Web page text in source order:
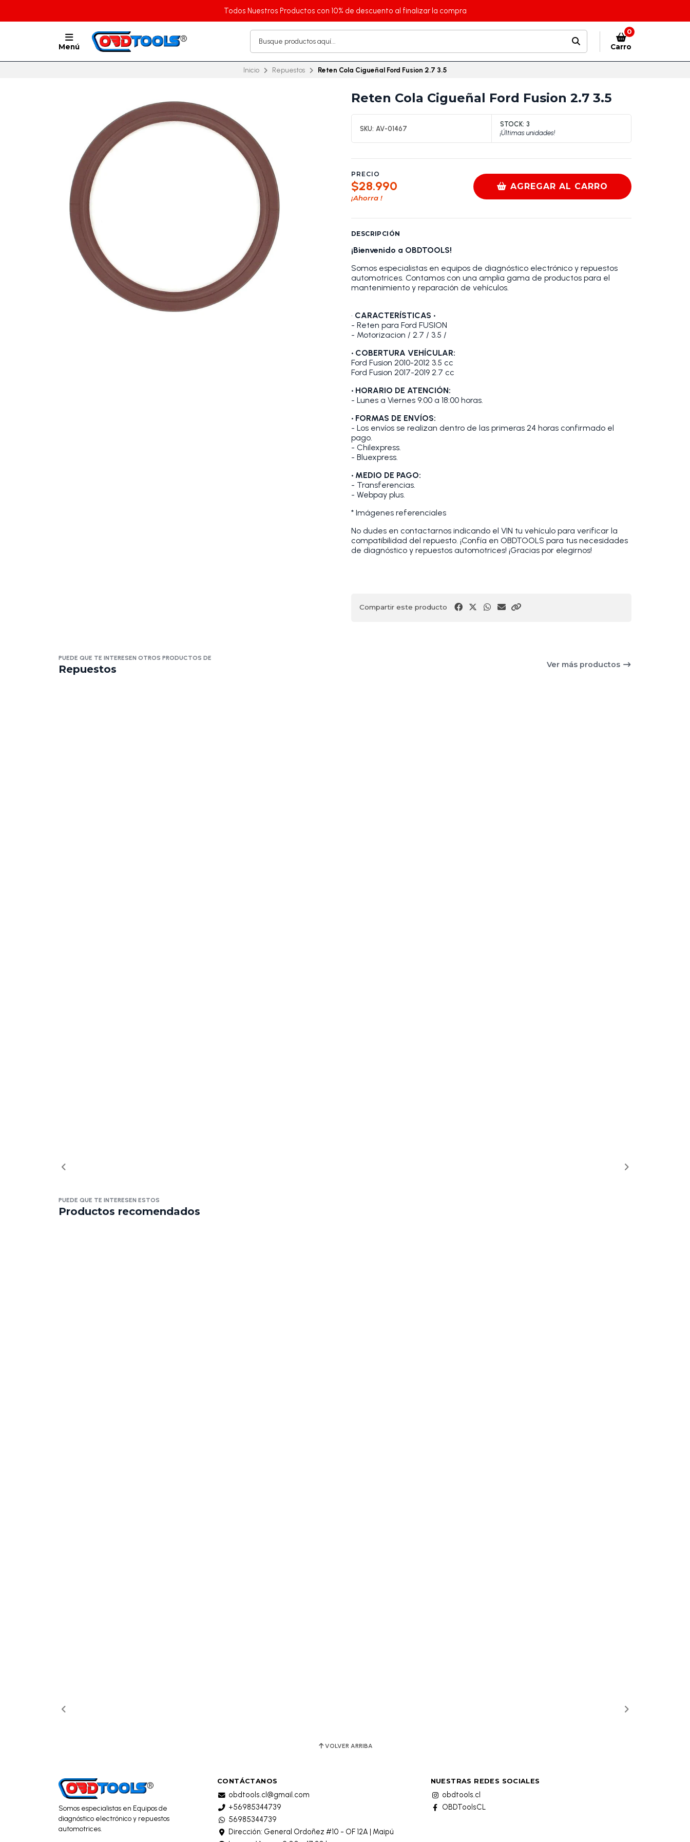
Todos Nuestros Productos con 10% de descuento al finalizar la compra
Menú
0
Carro
Inicio Repuestos Reten Cola Cigueñal Ford Fusion 2.7 3.5
Reten Cola Cigueñal Ford Fusion 2.7 3.5
SKU: AV-01467
STOCK: 3
¡Últimas unidades!
PRECIO
$28.990
¡Ahorra !
AGREGAR AL CARRO
DESCRIPCIÓN
¡Bienvenido a OBDTOOLS!
Somos especialistas en equipos de diagnóstico electrónico y repuestos
automotrices. Contamos con una amplia gama de productos para el
mantenimiento y reparación de vehículos.
• CARACTERÍSTICAS •
- Reten para Ford FUSION
- Motorizacion / 2.7 / 3.5 /
• COBERTURA VEHÍCULAR:
Ford Fusion 2010-2012 3.5 cc
Ford Fusion 2017-2019 2.7 cc
• HORARIO DE ATENCIÓN:
- Lunes a Viernes 9:00 a 18:00 horas.
• FORMAS DE ENVÍOS:
- Los envíos se realizan dentro de las primeras 24 horas confirmado el
pago.
- Chilexpress.
- Bluexpress.
• MEDIO DE PAGO:
- Transferencias.
- Webpay plus.
* Imágenes referenciales
No dudes en contactarnos indicando el VIN tu vehículo para verificar la
compatibilidad del repuesto. ¡Confía en OBDTOOLS para tus necesidades
de diagnóstico y repuestos automotrices! ¡Gracias por elegirnos!
Compartir este producto
PUEDE QUE TE INTERESEN OTROS PRODUCTOS DE
Repuestos Ver más productos
PUEDE QUE TE INTERESEN ESTOS
Productos recomendados
VOLVER ARRIBA
Somos especialistas en Equipos de
diagnóstico electrónico y repuestos
automotrices.
CONTÁCTANOS
obdtools.cl@gmail.com
+56985344739
56985344739
Dirección: General Ordoñez #10 - OF 12A | Maipú
NUESTRAS REDES SOCIALES
obdtools.cl
OBDToolsCL